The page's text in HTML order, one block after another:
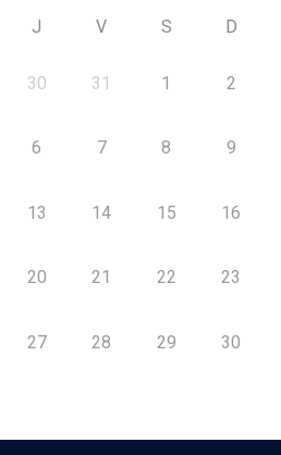
J V S D
30 31 1 2
6 7 8 9
13 14 15 16
20 21 22 23
27 28 29 30